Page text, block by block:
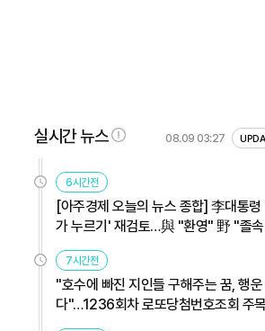
실시간 뉴스 08.09 03:27
6시간전
[아주경제 오늘의 뉴스 종합] 李대통령
가 누르기' 재검토…與 "환영" 野 "졸
外
7시간전
"호수에 빠진 지인들 구해주는 꿈, 행
다"…1236회차 로또당첨번호조회 주목